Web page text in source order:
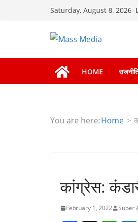
Saturday, August 8, 2026
HOME
You are here:Home
कांग्रेस:
February 1, 2022 Super